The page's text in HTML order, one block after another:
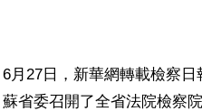
6月27日，新華網轉載檢察
蘇省委召開了全省法院檢察